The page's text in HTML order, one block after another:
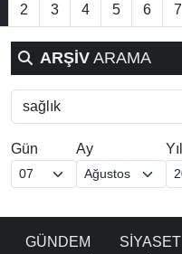
2 3 4 5 6 7
ARŞİV ARAMA
Gün Ay Yıl
GÜNDEM SİYASET